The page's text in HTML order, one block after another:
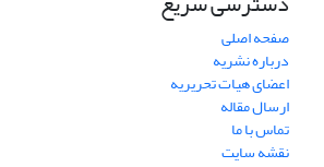
صفحه اصلی
درباره نشریه
اعضای هیات تحریریه
ارسال مقاله
تماس با ما
نقشه سایت